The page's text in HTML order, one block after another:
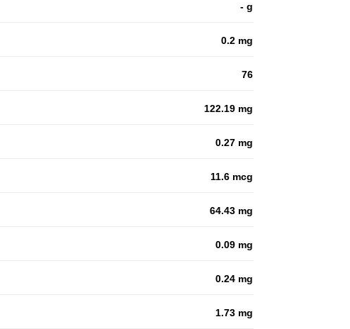
- g
0.2 mg
76
122.19 mg
0.27 mg
11.6 mcg
64.43 mg
0.09 mg
0.24 mg
1.73 mg